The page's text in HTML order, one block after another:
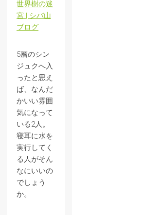
世界樹の迷
宮 | シバ山
ブログ
5層のシン
ジュクへ入
ったと思え
ば、なんだ
かいい雰囲
気になって
いる2人。
寝耳に水を
実行してく
る人がそん
なにいいの
でしょう
か。